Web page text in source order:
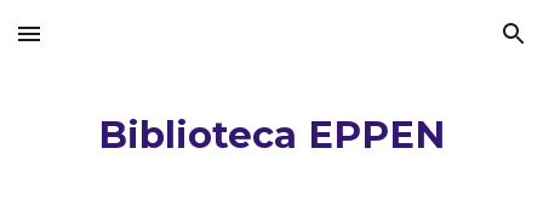
Skip to main content Skip to navigation
Biblioteca EPPEN